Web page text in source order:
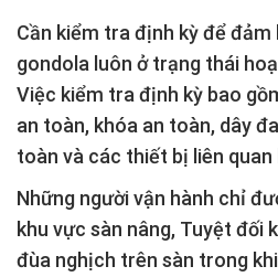
Cần kiểm tra định kỳ để
gondola luôn ở trạng thái
Việc kiểm tra định kỳ bao
an toàn, khóa an toàn, dây
toàn và các thiết bị liên quan
Những người vận hành chỉ
khu vực sàn nâng, Tuyệt đối
đùa nghịch trên sàn trong